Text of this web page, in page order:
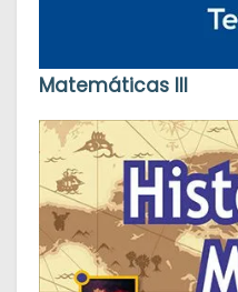
Matemáticas III